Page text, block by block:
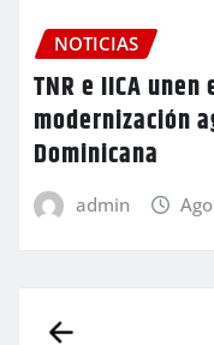
NOTICIAS
TNR e IICA
modernización
Dominicana
admin